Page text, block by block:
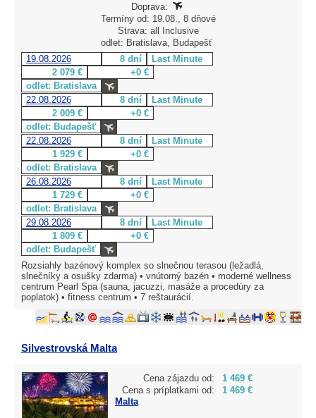
Doprava:
Termíny od: 19.08., 8 dňové
Strava: all Inclusive
odlet: Bratislava, Budapešť
19.08.2026
8 dní
Last Minute
2 079 €
+0 €
odlet: Bratislava
22.08.2026
8 dní
Last Minute
2 009 €
+0 €
odlet: Budapešť
22.08.2026
8 dní
Last Minute
1 929 €
+0 €
odlet: Bratislava
26.08.2026
8 dní
Last Minute
1 729 €
+0 €
odlet: Bratislava
29.08.2026
8 dní
Last Minute
1 809 €
+0 €
odlet: Budapešť
Rozsiahly bazénový komplex so slnečnou terasou (ležadlá,
slnečníky a osušky zdarma) • vnútorný bazén • moderné wellness
centrum Pearl Spa (sauna, jacuzzi, masáže a procedúry za
poplatok) • fitness centrum • 7 reštaurácií.
Silvestrovská Malta
Cena zájazdu od:
1 469 €
Cena s príplatkami od:
1 469 €
Malta